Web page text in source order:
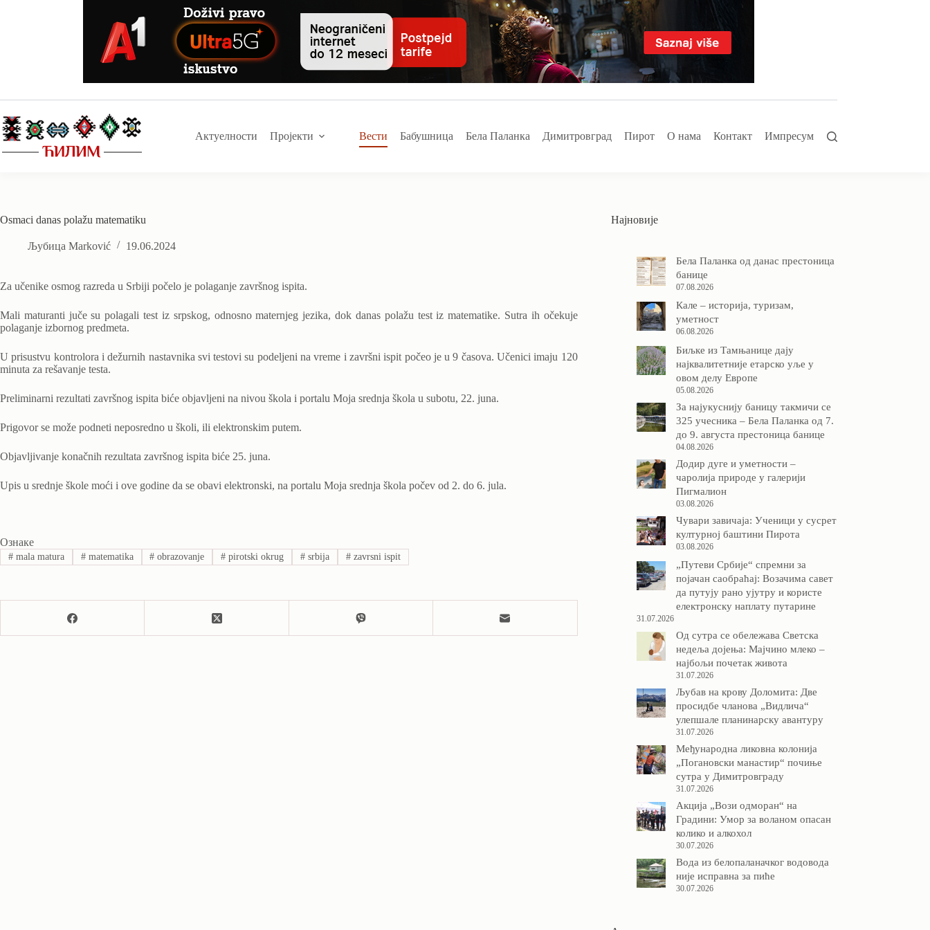
Актуелности Пројекти Вести Бабушница Бела Паланка Димитровград Пирот О нама Контакт Импресум
Osmaci danas polažu matematiku
Љубица Marković 19.06.2024
Za učenike osmog razreda u Srbiji počelo je polaganje završnog ispita.
Mali maturanti juče su polagali test iz srpskog, odnosno maternjeg jezika, dok danas polažu test iz matematike. Sutra ih očekuje
polaganje izbornog predmeta.
U prisustvu kontrolora i dežurnih nastavnika svi testovi su podeljeni na vreme i završni ispit počeo je u 9 časova. Učenici imaju 120
minuta za rešavanje testa.
Preliminarni rezultati završnog ispita biće objavljeni na nivou škola i portalu Moja srednja škola u subotu, 22. juna.
Prigovor se može podneti neposredno u školi, ili elektronskim putem.
Objavljivanje konačnih rezultata završnog ispita biće 25. juna.
Upis u srednje škole moći i ove godine da se obavi elektronski, na portalu Moja srednja škola počev od 2. do 6. jula.
Ознаке
#mala matura #matematika # obrazovanje # pirotski okrug # srbija #zavrsni ispit
Најновије
Бела Паланка од данас престоница
банице
07.08.2026
Кале – историја, туризам,
уметност
06.08.2026
Биљке из Тамњанице дају
најквалитетније етарско уље у
овом делу Европе
05.08.2026
За најукуснију баницу такмичи се
325 учесника – Бела Паланка од 7.
до 9. августа престоница банице
04.08.2026
Додир дуге и уметности –
чаролија природе у галерији
Пигмалион
03.08.2026
Чувари завичаја: Ученици у сусрет
културној баштини Пирота
03.08.2026
„Путеви Србије“ спремни за
појачан саобраћај: Возачима савет
да путују рано ујутру и користе
електронску наплату путарине
31.07.2026
Од сутра се обележава Светска
недеља дојења: Мајчино млеко –
најбољи почетак живота
31.07.2026
Љубав на крову Доломита: Две
просидбе чланова „Видлича“
улепшале планинарску авантуру
31.07.2026
Међународна ликовна колонија
„Погановски манастир“ почиње
сутра у Димитровграду
31.07.2026
Акција „Вози одморан“ на
Градини: Умор за воланом опасан
колико и алкохол
30.07.2026
Вода из белопаланачког водовода
није исправна за пиће
30.07.2026